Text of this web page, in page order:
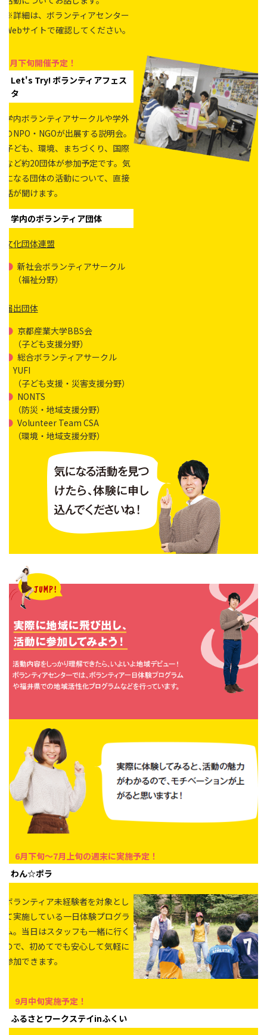
※詳細は、ボランティアセンター
Webサイトで確認してください。
5月下旬開催予定！
Let's Try! ボランティアフェス
タ
学内ボランティアサークルや学外
のNPO・NGOが出展する説明会。
子ども、環境、まちづくり、国際
など約20団体が参加予定です。気
になる団体の活動について、直接
話が聞けます。
学内のボランティア団体
文化団体連盟
新社会ボランティアサークル
（福祉分野）
届出団体
京都産業大学BBS会
（子ども支援分野）
総合ボランティアサークル
YUFI
（子ども支援・災害支援分野）
NONTS
（防災・地域支援分野）
Volunteer Team CSA
（環境・地域支援分野）
6月下旬～7月上旬の週末に実施予定！
わん☆ポラ
ボランティア未経験者を対象とし
て実施している一日体験プログラ
ム。当日はスタッフも一緒に行く
ので、初めてでも安心して気軽に
参加できます。
9月中旬実施予定！
ふるさとワークステイinふくい